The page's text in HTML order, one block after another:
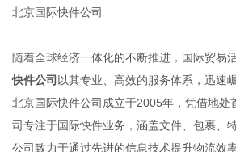
北京国际快件公司
随着全球经济一体化的不断推进，国际贸易
快件公司 以其专业、高效的服务体系，迅速
北京国际快件公司成立于2005年，凭借地
司专注于国际快件业务，涵盖文件、包裹、
公司致力于通过先进的信息技术提升物流效